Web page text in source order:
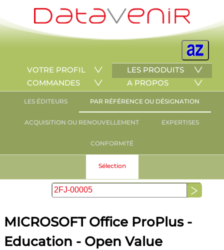
VOTRE PROFIL
LES PRODUITS
COMMANDES
A PROPOS
LES ÉDITEURS PAR RÉFÉRENCE OU DÉSIGNATION
ACQUISITION OU RENOUVELLEMENT EXPERTISES
CONFORMITÉ
Sélection
MICROSOFT Office ProPlus -
Education - Open Value